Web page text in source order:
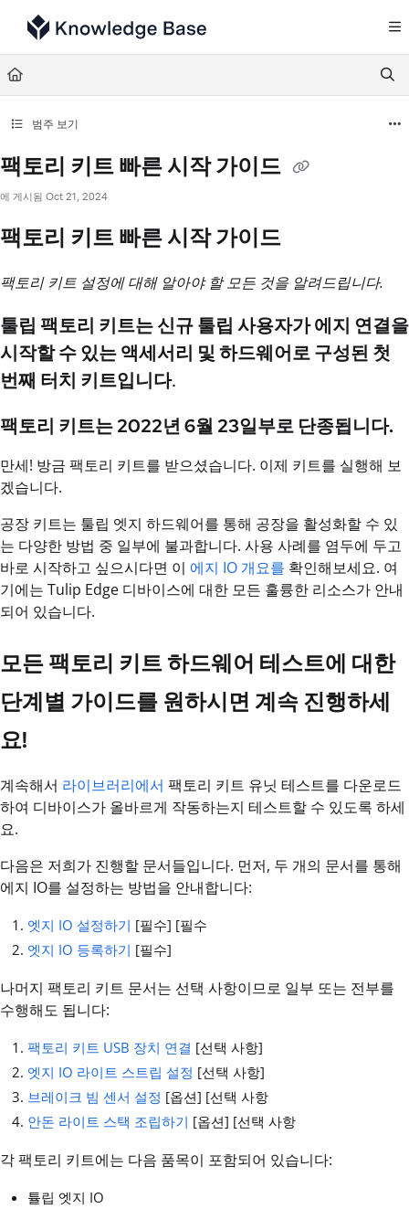
Documentation Index
Fetch the complete documentation index at:
Use this file to discover all available pages before exploring further.
범주 보기
팩토리 키트 빠른 시작 가이드
에 게시됨 Oct 21, 2024
팩토리 키트 빠른 시작 가이드
팩토리 키트 설정에 대해 알아야 할 모든 것을 알려드립니다.
툴립 팩토리 키트는 신규 툴립 사용자가 에지 연결을
시작할 수 있는 액세서리 및 하드웨어로 구성된 첫
번째 터치 키트입니다.
팩토리 키트는 2022년 6월 23일부로 단종됩니다.
만세! 방금 팩토리 키트를 받으셨습니다. 이제 키트를 실행해 보
겠습니다.
공장 키트는 툴립 엣지 하드웨어를 통해 공장을 활성화할 수 있
는 다양한 방법 중 일부에 불과합니다. 사용 사례를 염두에 두고
바로 시작하고 싶으시다면 이 에지 IO 개요를 확인해보세요. 여
기에는 Tulip Edge 디바이스에 대한 모든 훌륭한 리소스가 안내
되어 있습니다.
모든 팩토리 키트 하드웨어 테스트에 대한
단계별 가이드를 원하시면 계속 진행하세
요!
계속해서 라이브러리에서 팩토리 키트 유닛 테스트를 다운로드
하여 디바이스가 올바르게 작동하는지 테스트할 수 있도록 하세
요.
다음은 저희가 진행할 문서들입니다. 먼저, 두 개의 문서를 통해
에지 IO를 설정하는 방법을 안내합니다:
엣지 IO 설정하기 [필수] [필수
엣지 IO 등록하기 [필수]
나머지 팩토리 키트 문서는 선택 사항이므로 일부 또는 전부를
수행해도 됩니다:
팩토리 키트 USB 장치 연결 [선택 사항]
엣지 IO 라이트 스트립 설정 [선택 사항]
브레이크 빔 센서 설정 [옵션] [선택 사항
안돈 라이트 스택 조립하기 [옵션] [선택 사항
각 팩토리 키트에는 다음 품목이 포함되어 있습니다:
튤립 엣지 IO